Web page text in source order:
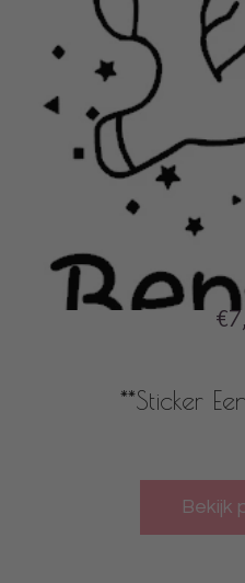
**Sticker
Bekijk